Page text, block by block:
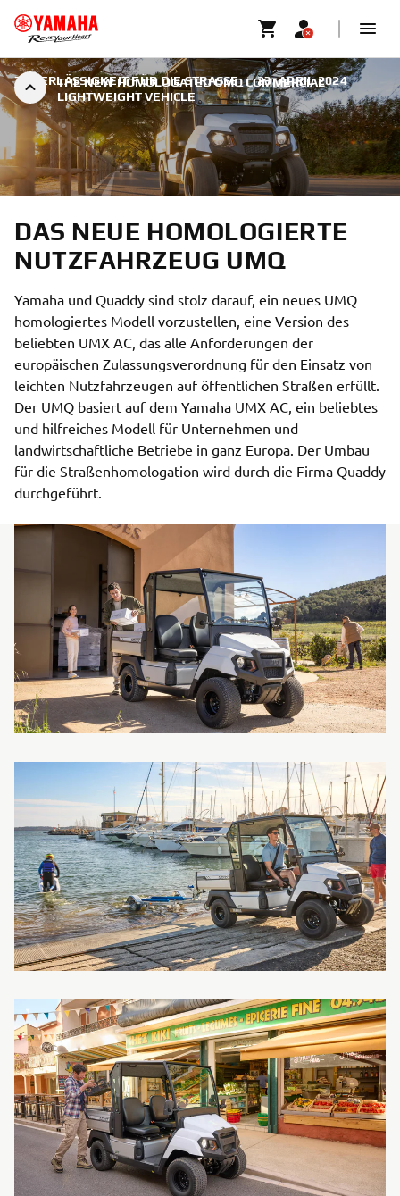
THE NEW HOMOLOGATED UMQ COMMERCIAL
LIGHTWEIGHT VEHICLE
ZUVERLÄSSIGKEIT FÜR DIE STRASSE | 23. APRIL 2024
DAS NEUE HOMOLOGIERTE
NUTZFAHRZEUG UMQ
Yamaha und Quaddy sind stolz darauf, ein neues UMQ
homologiertes Modell vorzustellen, eine Version des
beliebten UMX AC, das alle Anforderungen der
europäischen Zulassungsverordnung für den Einsatz von
leichten Nutzfahrzeugen auf öffentlichen Straßen erfüllt.
Der UMQ basiert auf dem Yamaha UMX AC, ein beliebtes
und hilfreiches Modell für Unternehmen und
landwirtschaftliche Betriebe in ganz Europa. Der Umbau
für die Straßenhomologation wird durch die Firma Quaddy
durchgeführt.